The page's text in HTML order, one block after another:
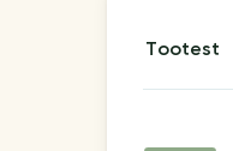
tootest